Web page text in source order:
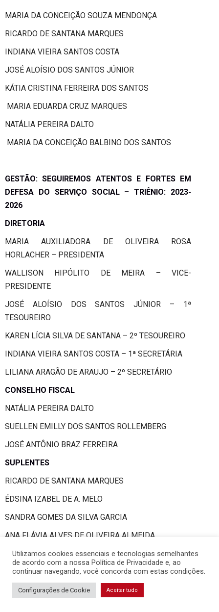
MARIA DA CONCEIÇÃO SOUZA MENDONÇA
RICARDO DE SANTANA MARQUES
INDIANA VIEIRA SANTOS COSTA
JOSÉ ALOÍSIO DOS SANTOS JÚNIOR
KÁTIA CRISTINA FERREIRA DOS SANTOS
MARIA EDUARDA CRUZ MARQUES
NATÁLIA PEREIRA DALTO
MARIA DA CONCEIÇÃO BALBINO DOS SANTOS
GESTÃO: SEGUIREMOS ATENTOS E FORTES EM
DEFESA DO SERVIÇO SOCIAL – TRIÊNIO: 2023-
2026
DIRETORIA
MARIA AUXILIADORA DE OLIVEIRA ROSA
HORLACHER – PRESIDENTA
WALLISON HIPÓLITO DE MEIRA – VICE-
PRESIDENTE
JOSÉ ALOÍSIO DOS SANTOS JÚNIOR – 1ª
TESOUREIRO
KAREN LÍCIA SILVA DE SANTANA – 2º TESOUREIRO
INDIANA VIEIRA SANTOS COSTA – 1ª SECRETÁRIA
LILIANA ARAGÃO DE ARAUJO – 2º SECRETÁRIO
CONSELHO FISCAL
NATÁLIA PEREIRA DALTO
SUELLEN EMILLY DOS SANTOS ROLLEMBERG
JOSÉ ANTÔNIO BRAZ FERREIRA
SUPLENTES
RICARDO DE SANTANA MARQUES
ÉDSINA IZABEL DE A. MELO
SANDRA GOMES DA SILVA GARCIA
ANA FLÁVIA ALVES DE OLIVEIRA ALMEIDA
ELENICE BEZERRA LIMA
AMANDA ARAÚJO PINTO
INGRID WALESKA DE JESUS SILVA LEITE
Utilizamos cookies essenciais e tecnologias semelhantes
de acordo com a nossa Política de Privacidade e, ao
continuar navegando, você concorda com estas condições.
Configurações de Cookie Aceitar tudo